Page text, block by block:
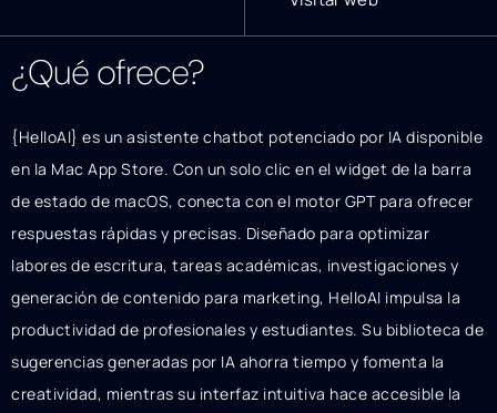
¿Qué ofrece?
{HelloAI} es un asistente chatbot potenciado por IA disponible
en la Mac App Store. Con un solo clic en el widget de la barra
de estado de macOS, conecta con el motor GPT para ofrecer
respuestas rápidas y precisas. Diseñado para optimizar
labores de escritura, tareas académicas, investigaciones y
generación de contenido para marketing, HelloAI impulsa la
productividad de profesionales y estudiantes. Su biblioteca de
sugerencias generadas por IA ahorra tiempo y fomenta la
creatividad, mientras su interfaz intuitiva hace accesible la